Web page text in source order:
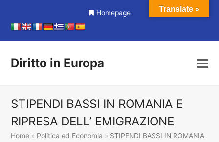
Homepage
Diritto in Europa
STIPENDI BASSI IN ROMANIA E
RIPRESA DELL’ EMIGRAZIONE
Home » Politica ed Economia » STIPENDI BASSI IN ROMANIA
Translate »